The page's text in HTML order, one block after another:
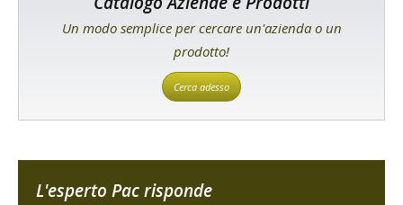
Un modo semplice per cercare un'azienda o un
prodotto!
Cerca adesso
L'esperto Pac risponde